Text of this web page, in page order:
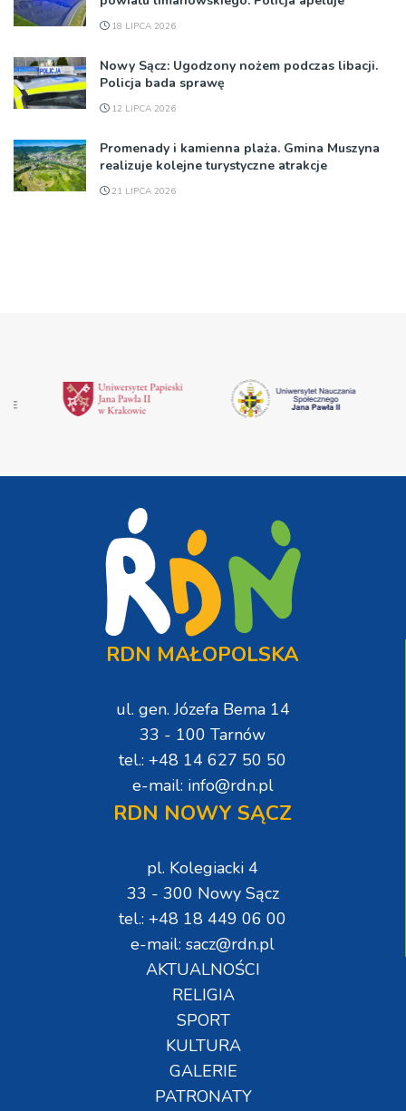
18 LIPCA 2026
Nowy Sącz: Ugodzony nożem podczas libacji.
Policja bada sprawę
12 LIPCA 2026
Promenady i kamienna plaża. Gmina Muszyna
realizuje kolejne turystyczne atrakcje
21 LIPCA 2026
RDN MAŁOPOLSKA
ul. gen. Józefa Bema 14
33 - 100 Tarnów
tel.: +48 14 627 50 50
e-mail: info@rdn.pl
RDN NOWY SĄCZ
pl. Kolegiacki 4
33 - 300 Nowy Sącz
tel.: +48 18 449 06 00
e-mail: sacz@rdn.pl
AKTUALNOŚCI
RELIGIA
SPORT
KULTURA
GALERIE
PATRONATY